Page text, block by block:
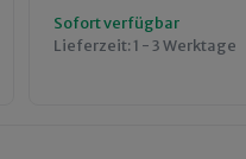
Sofort verfügbar
Lieferzeit:1 - 3 Werktage